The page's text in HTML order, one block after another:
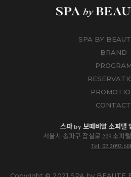
SPA BY
BRAND
PROGRAM
CONTACT
스파 by 보떼비알 소피텔
서울시 송파구 잠실로 209 소피
Tel.
Copyright © 2021 SPA by BEAUTE